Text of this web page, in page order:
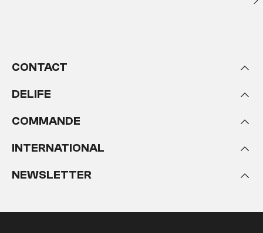
CONTACT
DELIFE
COMMANDE
INTERNATIONAL
NEWSLETTER